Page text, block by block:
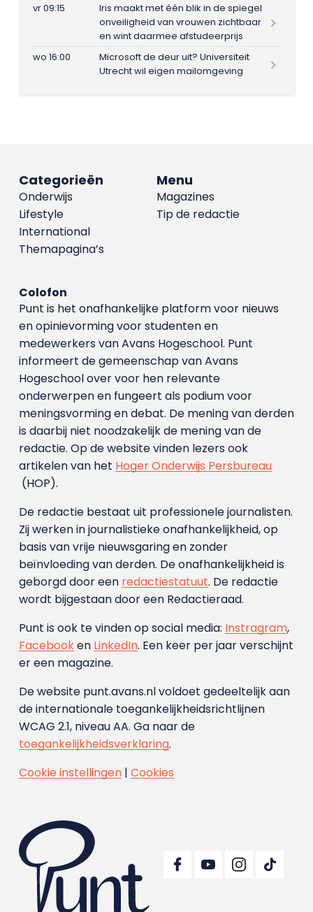
vr 09:15
Iris maakt met één blik in de spiegel
onveiligheid van vrouwen zichtbaar
en wint daarmee afstudeerprijs
wo 16:00
Microsoft de deur uit? Universiteit
Utrecht wil eigen mailomgeving
Menu
Magazines
Tip de redactie
Categorieën
Onderwijs
Lifestyle
International
Themapagina’s
Colofon
Punt is het onafhankelijke platform voor nieuws
en opinievorming voor studenten en
medewerkers van Avans Hoge­school. Punt
informeert de gemeenschap van Avans
Hogeschool over voor hen relevante
onderwerpen en fungeert als podium voor
meningsvorming en debat. De mening van derden
is daarbij niet noodzakelijk de mening van de
redactie. Op de website vinden lezers ook
artikelen van het Hoger Onderwijs Persbureau
(HOP).
De redactie bestaat uit professionele journalisten.
Zij werken in journalistieke onafhankelijkheid, op
basis van vrije nieuwsgaring en zonder
beïnvloeding van derden. De onafhankelijkheid is
geborgd door een redactiestatuut. De redactie
wordt bijgestaan door een Redactieraad.
Punt is ook te vinden op social media: Instragram,
Facebooken LinkedIn. Een keer per jaar verschijnt
er een magazine.
De website punt.avans.nl voldoet gedeeltelijk aan
de internationale toegankelijkheidsrichtlijnen
WCAG 2.1, niveau AA. Ga naar de
toegankelijkheidsverklaring.
Cookie instellingen| Cookies